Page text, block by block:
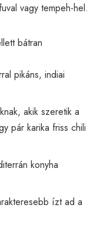
vagy tempeh-hel.
bátran
pikáns, indiai
akik szeretik a
pár karika friss chili
konyha
ízt ad a